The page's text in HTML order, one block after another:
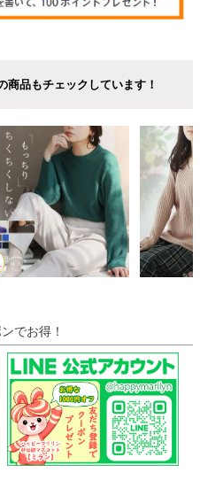
商品もチェックしています！
でお得！